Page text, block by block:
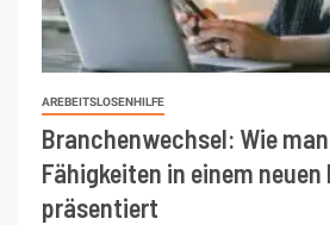
AREBEITSLOSENHILFE
Branchenwechsel: Wie
Fähigkeiten in einem neuen
präsentiert